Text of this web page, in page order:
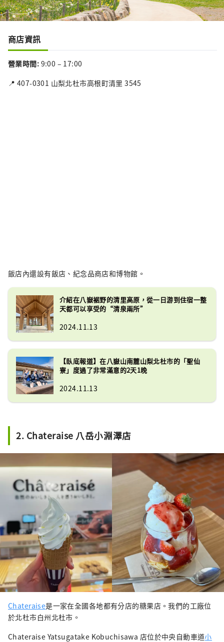
商店資訊
營業時間: 9:00 – 17:00
📍 407-0301 山梨北杜市高根町清里 3545
飯店內還設有飯店、紀念品商店和博物館。
介紹在八嶽裾野的清里高原，從一日游到住宿一整
天都可以享受的“清泉兩所”
2024.11.13
【臥底報道】在八嶽山南麓山梨北杜市的「聖仙
寮」度過了非常滿意的2天1晚
2024.11.13
2. Chateraise 八岳小淵澤店
Chateraise是一家在全國各地都有分店的糖果店。我們的工廠位
於北杜市白州北杜市。
Chateraise Yatsugatake Kobuchisawa 店位於中央自動車道小